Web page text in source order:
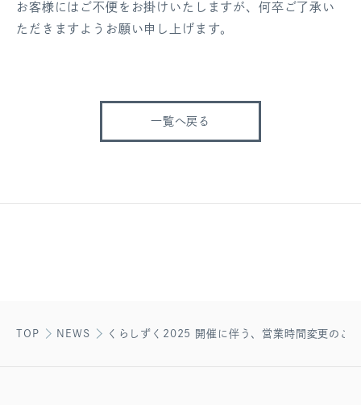
お客様にはご不便をお掛けいたしますが、何卒ご了承い
ただきますようお願い申し上げます。
一覧へ戻る
TOP NEWS くらしずく2025 開催に伴う、営業時間変更のご